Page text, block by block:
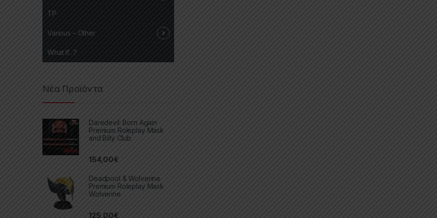
TP
Various – Other
What If…?
Νέα Προϊόντα
Daredevil: Born Again
Premium Roleplay Mask
and Billy Club
154,00€
Deadpool & Wolverine
Premium Roleplay Mask
Wolverine
125,00€